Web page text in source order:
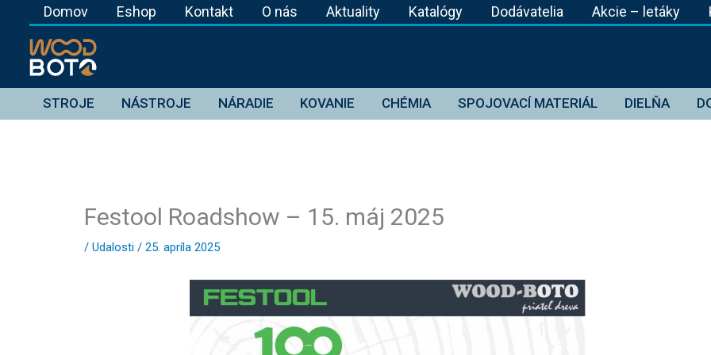
Preskočiť
obsah
Domov Eshop Kontakt O nás Aktuality Katalógy Dodávatelia Akcie – letáky
STROJE NÁSTROJE NÁRADIE KOVANIE CHÉMIA SPOJOVACÍ MATERIÁL DIELŇA
Festool Roadshow – 15. máj 2025
/ Udalosti/ 25. apríla 2025